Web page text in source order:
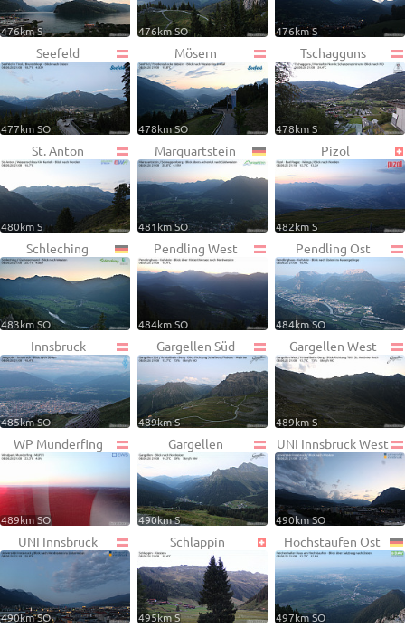
476km S 476km SO 476km S
Seefeld
477km SO
Mösern
478km SO
Tschagguns
478km S
St. Anton
480km S
Marquartstein
481km SO
Pizol
482km S
Schleching
483km SO
Pendling West
484km SO
Pendling Ost
484km SO
Innsbruck
485km SO
Gargellen Süd
489km S
Gargellen West
489km S
WP Munderfing
489km SO
Gargellen
490km S
UNI Innsbruck West
490km SO
UNI Innsbruck
490km SO
Schlappin
495km S
Hochstaufen Ost
497km SO